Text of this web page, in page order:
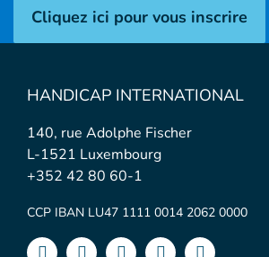
Cliquez ici pour vous inscrire
HANDICAP INTERNATIONAL
140, rue Adolphe Fischer
L-1521 Luxembourg
+352 42 80 60-1
CCP IBAN LU47 1111 0014 2062 0000